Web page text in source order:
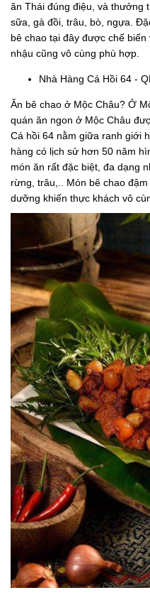
ăn Thái đúng điệu, và thưởng
sữa, gà đồi, trâu, bò, ngựa.
bê chao tại đây được chế
nhậu cũng vô cùng phù hợp.
Nhà Hàng Cá Hồi 64 -
Ăn bê chao ở Mộc Châu? Ở
quán ăn ngon ở Mộc Châu
Cá hồi 64 nằm giữa ranh giới
hàng có lịch sử hơn 50 năm
món ăn rất đặc biệt, đa dạng
rừng, trâu,.. Món bê chao
dưỡng khiến thực khách vô